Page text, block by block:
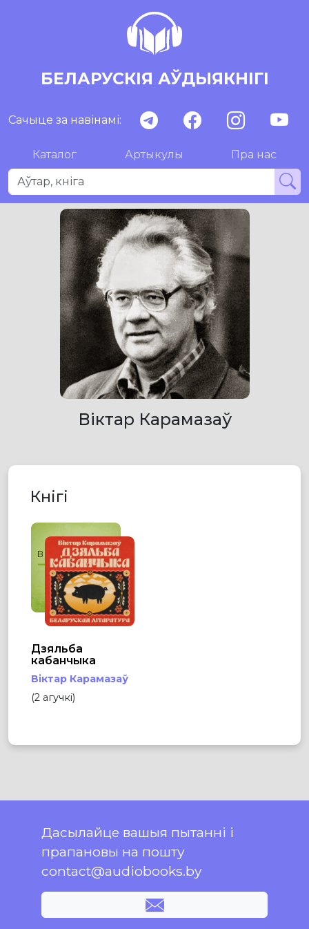
БЕЛАРУСКІЯ АЎДЫЯКНІГІ
Сачыце за навінамі:
Каталог Артыкулы Пра нас
Віктар Карамазаў
Кнігі
Віктар Карамазаў
ДЗЯЛЬБА
КАБАНЧЫКА
Дзяльба
кабанчыка
Віктар Карамазаў
(2 агучкі)
Дасылайце вашыя пытанні і
прапановы на пошту
contact@audiobooks.by